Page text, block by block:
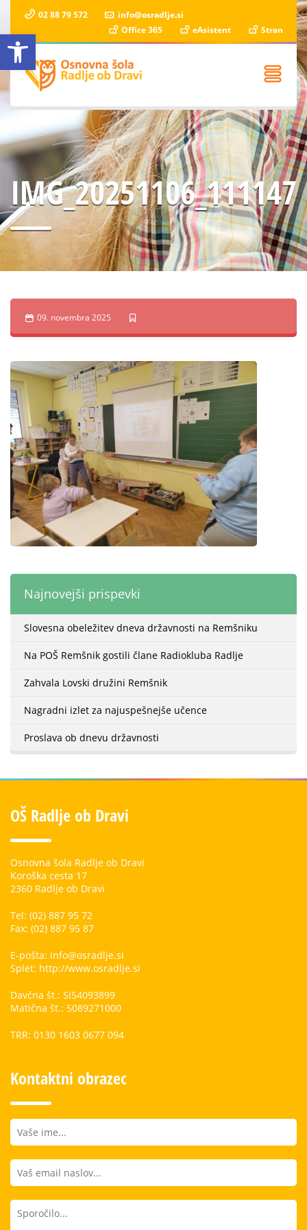
Open toolbar
02 88 79 572
info@osradlje.si
Office 365
eAsistent Stran
IMG_20251106_111147
09. novembra 2025
Najnovejši prispevki
Slovesna obeležitev dneva državnosti na Remšniku
Na POŠ Remšnik gostili člane Radiokluba Radlje
Zahvala Lovski družini Remšnik
Nagradni izlet za najuspešnejše učence
Proslava ob dnevu državnosti
OŠ Radlje ob Dravi
Osnovna šola Radlje ob Dravi
Koroška cesta 17
2360 Radlje ob Dravi
Tel: (02) 887 95 72
Fax: (02) 887 95 87
E-pošta: info@osradlje.si
Splet: http://www.osradlje.si
Davčna št.: SI54093899
Matična št.: 5089271000
TRR: 0130 1603 0677 094
Kontaktni obrazec